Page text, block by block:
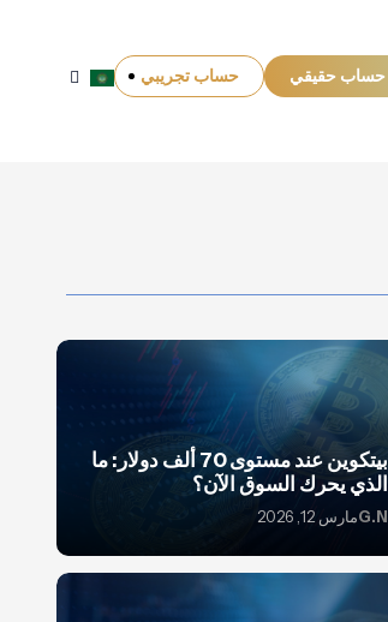
حساب حقيقي حساب تجريبي
بيتكوين عند مستوى 70 ألف دولار: ما
الذي يحرك السوق الآن؟
G.Nمارس 12, 2026